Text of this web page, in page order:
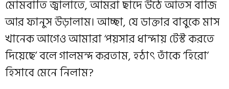
মোমবাতি জ্বালাতে, আমরা ছাদে উঠে আতস বাজি
আর ফানুস উড়ালাম। আচ্ছা, যে ডাক্তার বাবুকে মাস
খানেক আগেও আমারা ‘পয়সার ধান্দায় টেস্ট করতে
দিয়েছে’ বলে গালমন্দ করতাম, হঠাৎ তাঁকে ‘হিরো’
হিসাবে‌ মেনে নিলাম?